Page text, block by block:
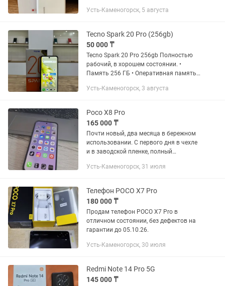
силиконовый чехол в подарок. Телефон
Усть-Каменогорск, 5 августа
Tecno Spark 20 Pro (256gb)
50 000 ₸
Tecno Spark 20 Pro 256gb Полностью
рабочий, в хорошем состоянии. •
Память 256 ГБ • Оперативная память
108 МП • Сканер отпечатка пальца
Усть-Каменогорск, 3 августа
Poco X8 Pro
165 000 ₸
Почти новый, два месяца в бережном
использовании. С первого дня в чехле
и в заводской пленке, полный
Усть-Каменогорск, 31 июля
Телефон POCO X7 Pro
180 000 ₸
Продам телефон POCO X7 Pro в
отличном состоянии, без дефектов на
гарантии до 05.10.26.
Усть-Каменогорск, 30 июля
Redmi Note 14 Pro 5G
145 000 ₸